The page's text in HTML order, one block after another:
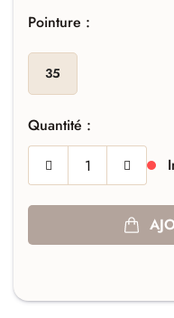
Pointure :
35
Quantité :